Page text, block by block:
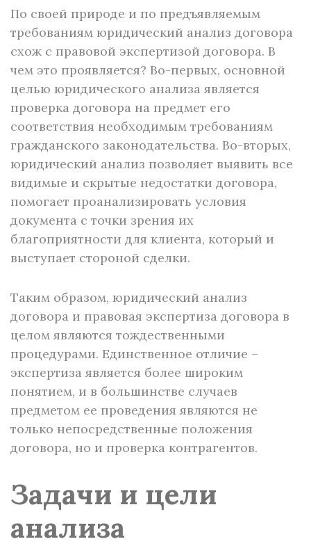
По своей природе и по предъявляемым
требованиям юридический анализ договора
схож с правовой экспертизой договора. В
чем это проявляется? Во-первых, основной
целью юридического анализа является
проверка договора на предмет его
соответствия необходимым требованиям
гражданского законодательства. Во-вторых,
юридический анализ позволяет выявить все
видимые и скрытые недостатки договора,
помогает проанализировать условия
документа с точки зрения их
благоприятности для клиента, который и
выступает стороной сделки.
Таким образом, юридический анализ
договора и правовая экспертиза договора в
целом являются тождественными
процедурами. Единственное отличие –
экспертиза является более широким
понятием, и в большинстве случаев
предметом ее проведения являются не
только непосредственные положения
договора, но и проверка контрагентов.
Задачи и цели
анализа